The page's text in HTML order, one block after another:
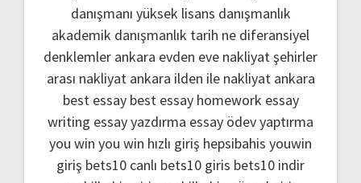
danışmanı yüksek lisans danışmanlık
akademik danışmanlık tarih ne diferansiyel
denklemler ankara evden eve nakliyatşehirler
arası nakliyat ankara ilden ile nakliyat ankara
best essay best essay homework essay
writing essay yazdırma essay ödev yaptırma
you win you win hızlı giriş hepsibahis youwin
giriş bets10 canlı bets10 giris bets10 indir